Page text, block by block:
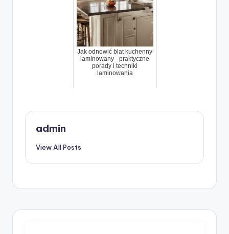
Jak odnowić blat kuchenny
laminowany - praktyczne
porady i techniki
laminowania
admin
View All Posts